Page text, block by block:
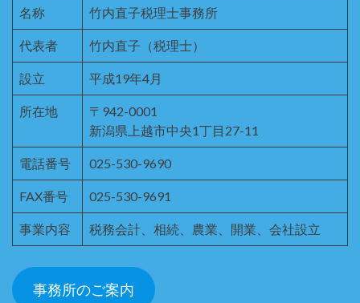
名称 竹内直子税理士事務所
代表者 竹内直子（税理士）
設立 平成19年4月
所在地
〒942-0001
新潟県上越市中央1丁目27-11
電話番号 025-530-9690
FAX番号 025-530-9691
事業内容 税務会計、相続、農業、開業、会社設立
事務所のご案内